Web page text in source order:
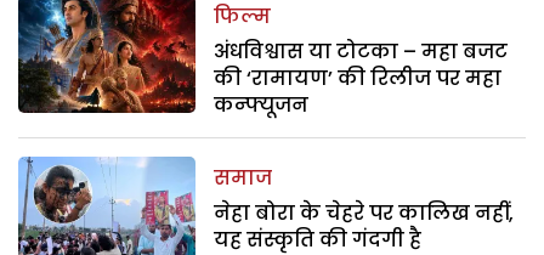
फिल्म
अंधविश्वास या टोटका – महा बजट
की ‘रामायण’ की रिलीज पर महा
कन्फ्यूजन
समाज
नेहा बोरा के चेहरे पर कालिख नहीं,
यह संस्कृति की गंदगी है